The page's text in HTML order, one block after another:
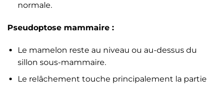
normale.
Pseudoptose mammaire :
Le mamelon reste au niveau ou au-dessus du
sillon sous-mammaire.
Le relâchement touche principalement la partie